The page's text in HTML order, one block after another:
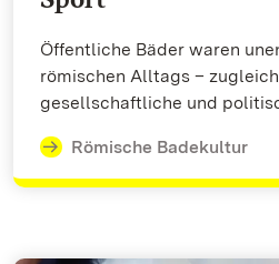
Öffentliche Bäder waren
römischen Alltags –
gesellschaftliche und
Römische Badekultur